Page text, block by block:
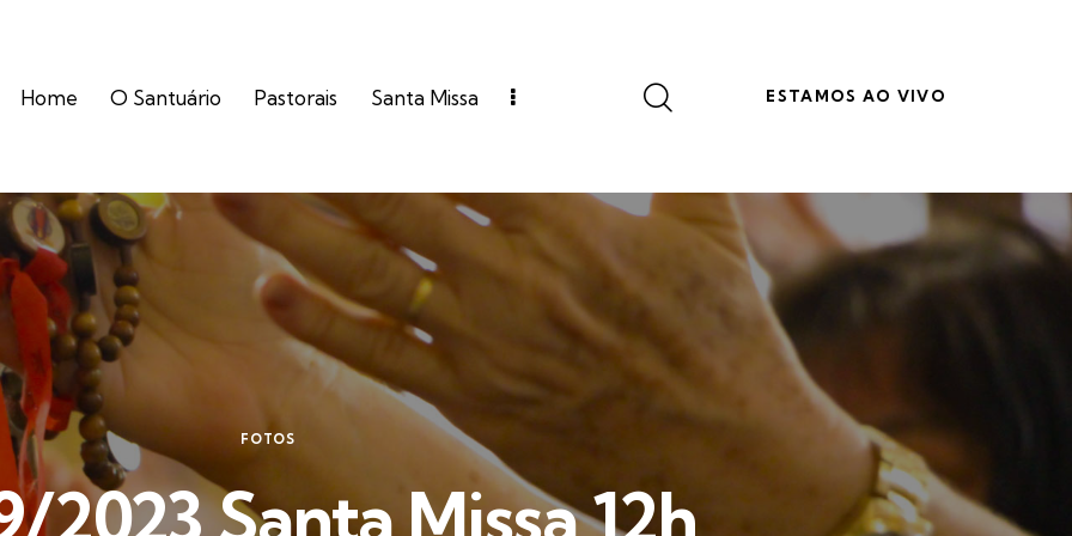
Home O Santuário Pastorais Santa Missa ESTAMOS AO VIVO
FOTOS
2023 Santa Missa 12h